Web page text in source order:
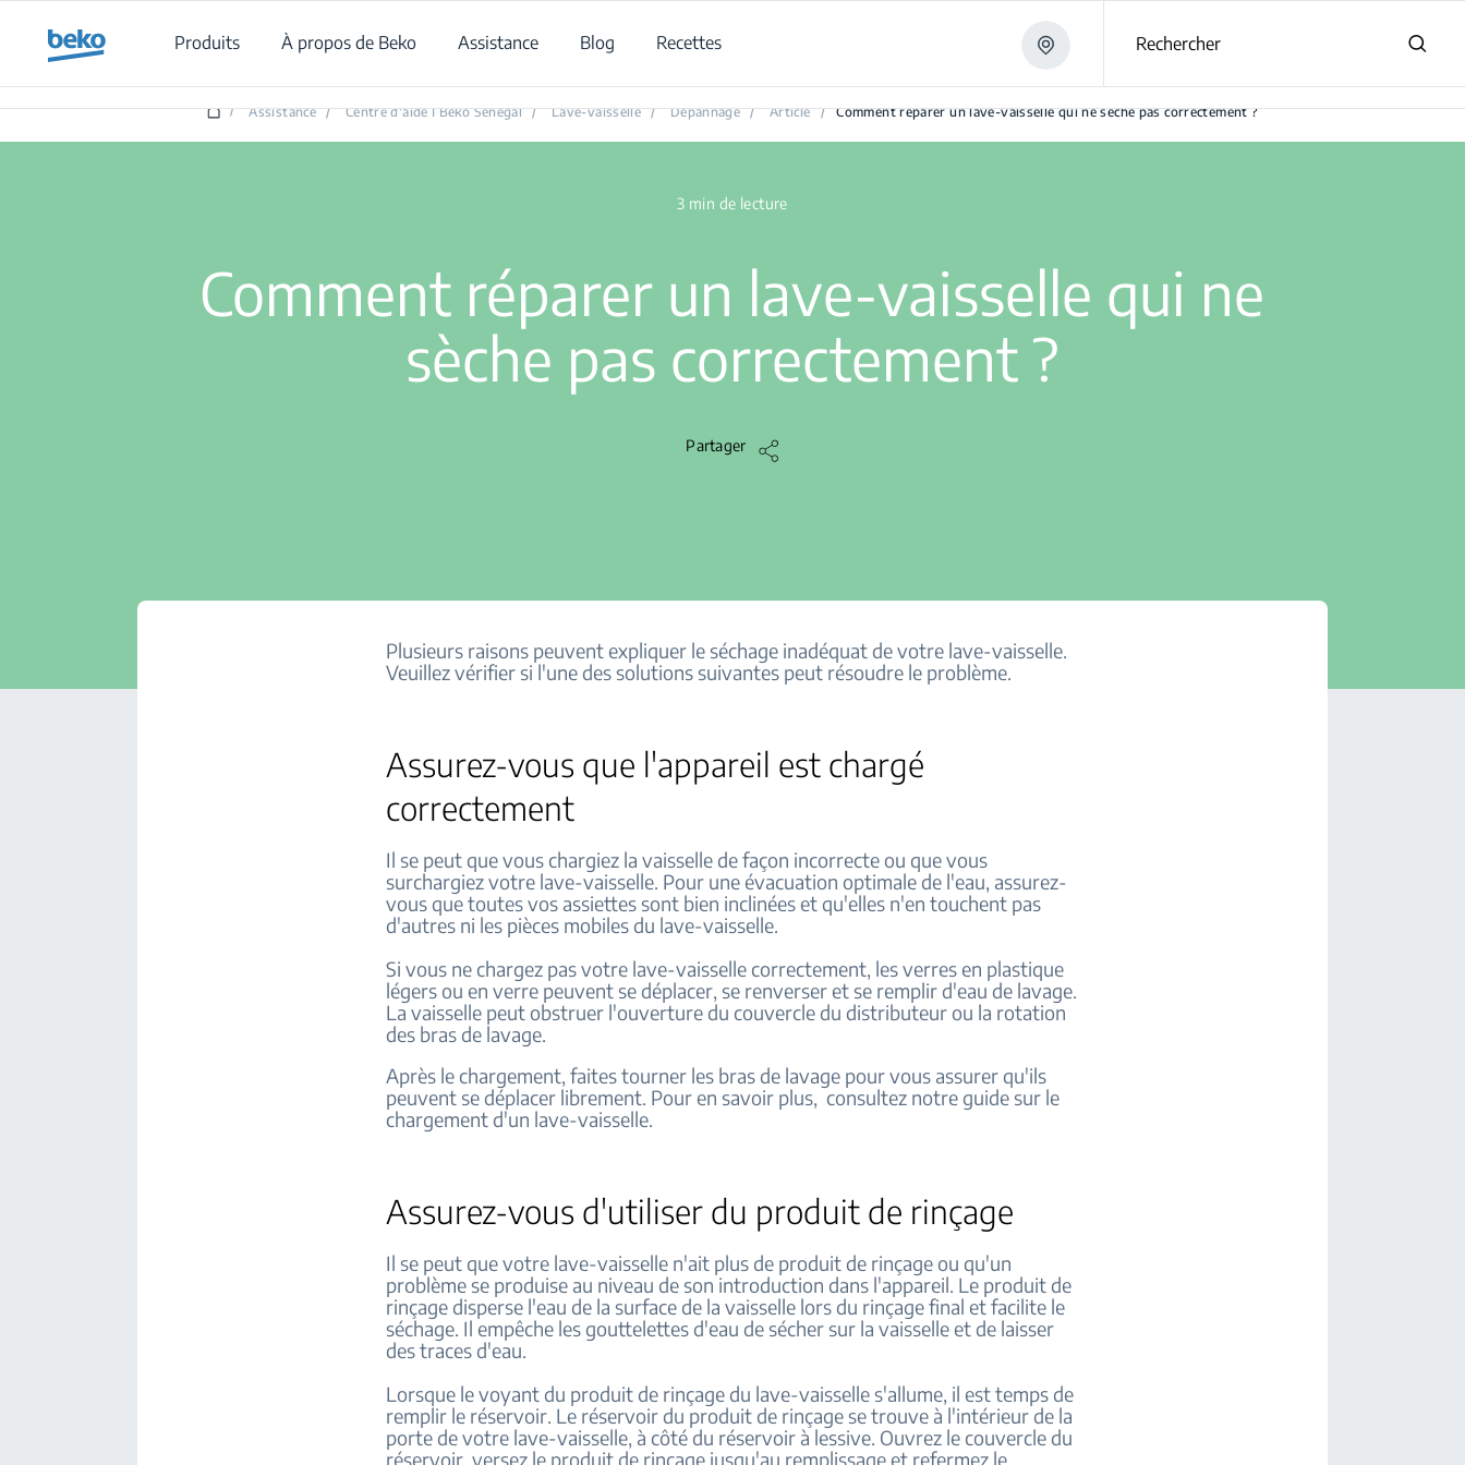
Produits
À propos de Beko Assistance Blog Recettes Rechercher
/ Assistance / Centre d'aide I Beko Sénégal / Lave-vaisselle / Dépannage / Article / Comment réparer un lave-vaisselle qui ne sèche pas correctement ?
3 min de lecture
Comment réparer un lave-vaisselle qui ne
sèche pas correctement ?
Partager
Comment réparer un lave-vaisselle qui ne sèche pas correctement ?
Plusieurs raisons peuvent expliquer le séchage inadéquat de votre lave-vaisselle.
Veuillez vérifier si l'une des solutions suivantes peut résoudre le problème.
Assurez-vous que l'appareil est chargé
correctement
Il se peut que vous chargiez la vaisselle de façon incorrecte ou que vous
surchargiez votre lave-vaisselle. Pour une évacuation optimale de l'eau, assurez-
vous que toutes vos assiettes sont bien inclinées et qu'elles n'en touchent pas
d'autres ni les pièces mobiles du lave-vaisselle.
Si vous ne chargez pas votre lave-vaisselle correctement, les verres en plastique
légers ou en verre peuvent se déplacer, se renverser et se remplir d'eau de lavage.
La vaisselle peut obstruer l'ouverture du couvercle du distributeur ou la rotation
des bras de lavage.
Après le chargement, faites tourner les bras de lavage pour vous assurer qu'ils
peuvent se déplacer librement. Pour en savoir plus, consultez notre guide sur le
chargement d'un lave-vaisselle.
Assurez-vous d'utiliser du produit de rinçage
Il se peut que votre lave-vaisselle n'ait plus de produit de rinçage ou qu'un
problème se produise au niveau de son introduction dans l'appareil. Le produit de
rinçage disperse l'eau de la surface de la vaisselle lors du rinçage final et facilite le
séchage. Il empêche les gouttelettes d'eau de sécher sur la vaisselle et de laisser
des traces d'eau.
Lorsque le voyant du produit de rinçage du lave-vaisselle s'allume, il est temps de
remplir le réservoir. Le réservoir du produit de rinçage se trouve à l'intérieur de la
porte de votre lave-vaisselle, à côté du réservoir à lessive. Ouvrez le couvercle du
réservoir, versez le produit de rinçage jusqu'au remplissage et refermez le